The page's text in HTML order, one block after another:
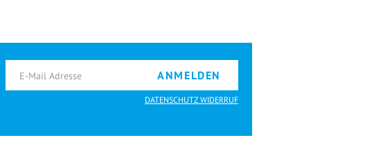
ANMELDEN
DATENSCHUTZ WIDERRUF